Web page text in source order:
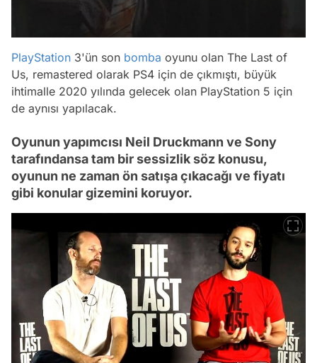
PlayStation 3'ün son bomba oyunu olan The Last of
Us, remastered olarak PS4 için de çıkmıştı, büyük
ihtimalle 2020 yılında gelecek olan PlayStation 5 için
de aynısı yapılacak.
Oyunun yapımcısı Neil Druckmann ve Sony
tarafındansa tam bir sessizlik söz konusu,
oyunun ne zaman ön satışa çıkacağı ve fiyatı
gibi konular gizemini koruyor.